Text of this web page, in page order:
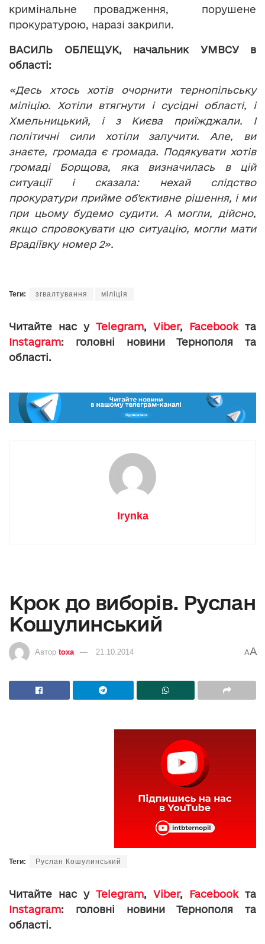
кримінальне провадження, порушене
прокуратурою, наразі закрили.
ВАСИЛЬ ОБЛЕЩУК, начальник УМВСУв
області:
«Десь хтось хотів очорнити тернопільську
міліцію. Хотіли втягнути і сусідні області, і
Хмельницький, і з Києва приїжджали. І
політичні сили хотіли залучити. Але, ви
знаєте, громада є громада. Подякувати хотів
громаді Борщова, яка визначилась в цій
ситуації і сказала: нехай слідство
прокуратури прийме об’єктивне рішення, і ми
при цьому будемо судити. А могли, дійсно,
якщо спровокувати цю ситуацію, могли мати
Врадіївку номер 2».
Теги: згвалтування міліція
Читайте нас у Telegram, Viber, Facebookта
Instagram: головні новини Тернополя та
області.
Irynka
Крок до виборів. Руслан
Кошулинський
Автор toxa 21.10.2014 AA
Теги: Руслан Кошулинський
Читайте нас у Telegram, Viber, Facebookта
Instagram: головні новини Тернополя та
області.